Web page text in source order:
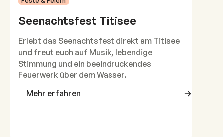
Seenachtsfest Titisee
Erlebt das Seenachtsfest direkt am Titisee
und freut euch auf Musik, lebendige
Stimmung und ein beeindruckendes
Feuerwerk über dem Wasser.
Mehr erfahren